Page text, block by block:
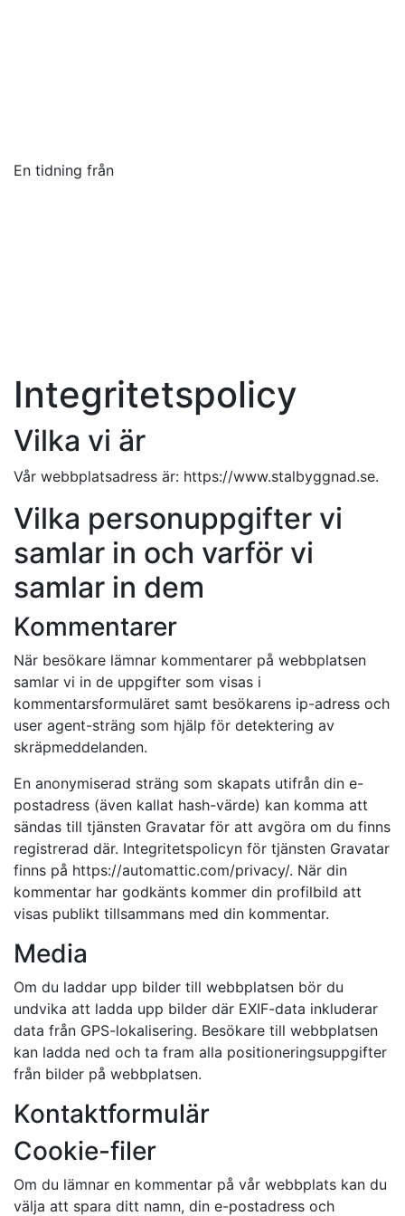
En tidning från
Integritetspolicy
Vilka vi är
Vår webbplatsadress är: https://www.stalbyggnad.se.
Vilka personuppgifter vi
samlar in och varför vi
samlar in dem
Kommentarer
När besökare lämnar kommentarer på webbplatsen
samlar vi in de uppgifter som visas i
kommentarsformuläret samt besökarens ip-adress och
user agent-sträng som hjälp för detektering av
skräpmeddelanden.
En anonymiserad sträng som skapats utifrån din e-
postadress (även kallat hash-värde) kan komma att
sändas till tjänsten Gravatar för att avgöra om du finns
registrerad där. Integritetspolicyn för tjänsten Gravatar
finns på https://automattic.com/privacy/. När din
kommentar har godkänts kommer din profilbild att
visas publikt tillsammans med din kommentar.
Media
Om du laddar upp bilder till webbplatsen bör du
undvika att ladda upp bilder där EXIF-data inkluderar
data från GPS-lokalisering. Besökare till webbplatsen
kan ladda ned och ta fram alla positioneringsuppgifter
från bilder på webbplatsen.
Kontaktformulär
Cookie-filer
Om du lämnar en kommentar på vår webbplats kan du
välja att spara ditt namn, din e-postadress och